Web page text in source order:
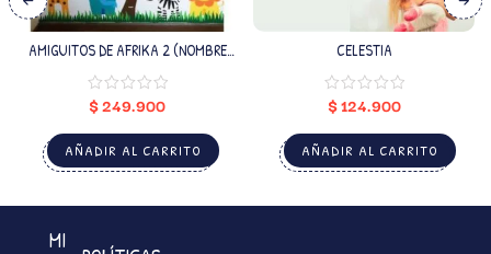
AMIGUITOS DE AFRIKA 2 (NOMBRE
$249.900
AÑADIR AL CARRITO
CELESTIA
$124.900
AÑADIR AL CARRITO
MI